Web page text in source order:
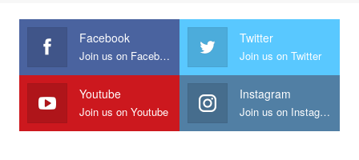
Facebook
Join us on Facebook
Twitter
Join us on Twitter
Youtube
Join us on Youtube
Instagram
Join us on Instagram